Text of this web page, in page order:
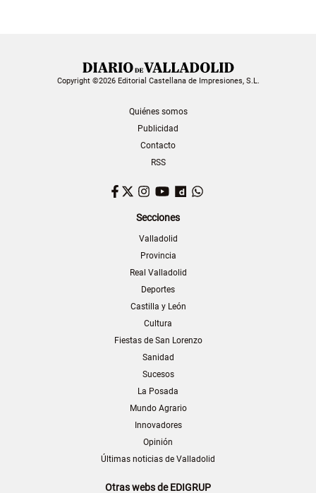
Copyright ©2026 Editorial Castellana de Impresiones, S.L.
Quiénes somos
Publicidad
Contacto
RSS
Facebook
TwitterInstagram
YouTubeDailymotion
Secciones
Valladolid
Provincia
Real Valladolid
Deportes
Castilla y León
Cultura
Fiestas de San Lorenzo
Sanidad
Sucesos
La Posada
Mundo Agrario
Innovadores
Opinión
Últimas noticias de Valladolid
Otras webs de EDIGRUP